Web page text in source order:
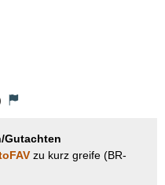
Gutachten
zu kurz greife (BR-